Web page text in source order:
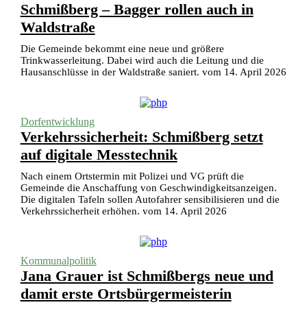
Schmißberg – Bagger rollen auch in
Waldstraße
Die Gemeinde bekommt eine neue und größere
Trinkwasserleitung. Dabei wird auch die Leitung und die
Hausanschlüsse in der Waldstraße saniert. vom 14. April 2026
Dorfentwicklung
Verkehrssicherheit: Schmißberg setzt
auf digitale Messtechnik
Nach einem Ortstermin mit Polizei und VG prüft die
Gemeinde die Anschaffung von Geschwindigkeitsanzeigen.
Die digitalen Tafeln sollen Autofahrer sensibilisieren und die
Verkehrssicherheit erhöhen. vom 14. April 2026
Kommunalpolitik
Jana Grauer ist Schmißbergs neue und
damit erste Ortsbürgermeisterin